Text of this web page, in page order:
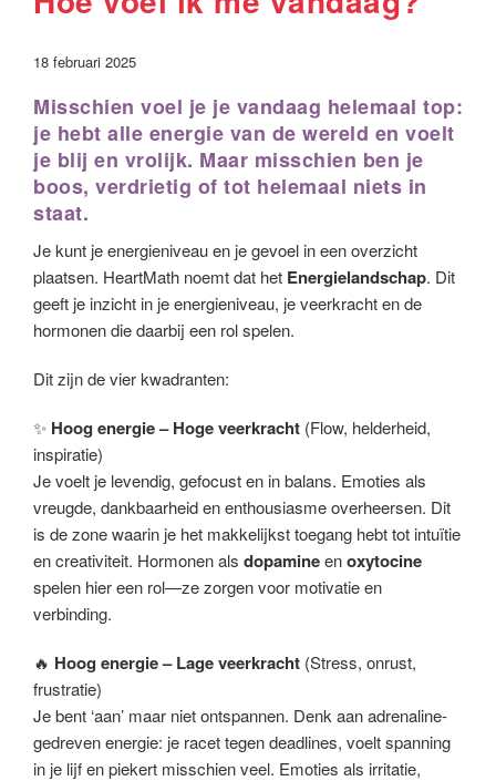
18 februari 2025
Misschien voel je je vandaag helemaal top:
je hebt alle energie van de wereld en voelt
je blij en vrolijk. Maar misschien ben je
boos, verdrietig of tot helemaal niets in
staat.
Je kunt je energieniveau en je gevoel in een overzicht
plaatsen. HeartMath noemt dat het Energielandschap. Dit
geeft je inzicht in je energieniveau, je veerkracht en de
hormonen die daarbij een rol spelen.
Dit zijn de vier kwadranten:
✨ Hoog energie – Hoge veerkracht (Flow, helderheid,
inspiratie)
Je voelt je levendig, gefocust en in balans. Emoties als
vreugde, dankbaarheid en enthousiasme overheersen. Dit
is de zone waarin je het makkelijkst toegang hebt tot intuïtie
en creativiteit. Hormonen als dopamineenoxytocine
spelen hier een rol—ze zorgen voor motivatie en
verbinding.
🔥 Hoog energie – Lage veerkracht (Stress, onrust,
frustratie)
Je bent ‘aan’ maar niet ontspannen. Denk aan adrenaline-
gedreven energie: je racet tegen deadlines, voelt spanning
in je lijf en piekert misschien veel. Emoties als irritatie,